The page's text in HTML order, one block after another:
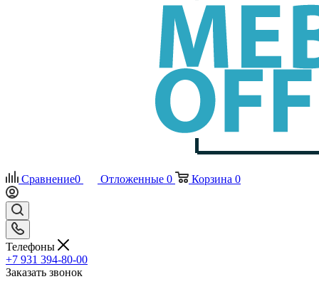
Сравнение0 Отложенные 0 Корзина 0
Телефоны
+7 931 394-80-00
Заказать звонок